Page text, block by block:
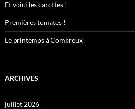
Et voici les carottes !
Premières tomates !
Le printemps à Combreux
ARCHIVES
juillet 2026